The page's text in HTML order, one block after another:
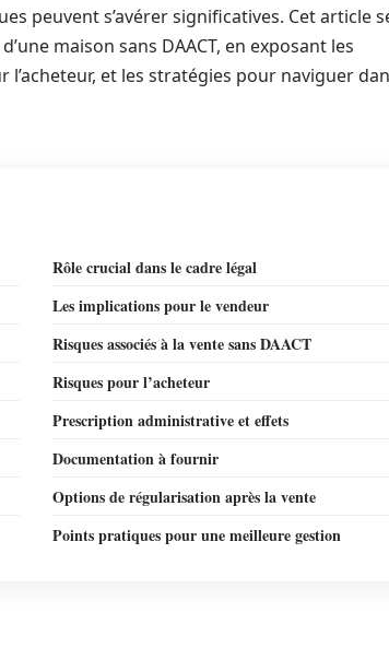
peuvent s’avérer significatives. Cet article
maison sans DAACT, en exposant les
et les stratégies pour naviguer
Rôle crucial dans le cadre légal
Les implications pour le vendeur
Risques associés à la vente sans DAACT
Risques pour l’acheteur
Prescription administrative et effets
Documentation à fournir
Options de régularisation après la vente
Points pratiques pour une meilleure gestion